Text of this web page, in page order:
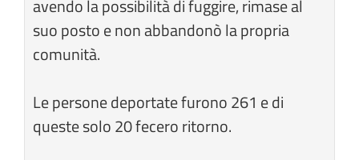
avendo la possibilità di fuggire, rimase al
suo posto e non abbandonò la propria
comunità.
Le persone deportate furono 261 e di
queste solo 20 fecero ritorno.